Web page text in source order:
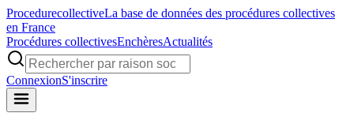
ProcedurecollectiveLa base de données des procédures collectives
en France
Procédures collectivesEnchèresActualités
ConnexionS'inscrire